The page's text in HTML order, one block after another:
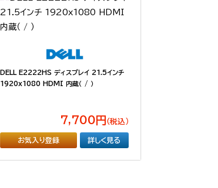
DELL E2222HS ディスプレイ 21.5インチ
1920x1080 HDMI 内蔵（ / ）
7,700円 （税込）
お気入り登録 詳しく見る